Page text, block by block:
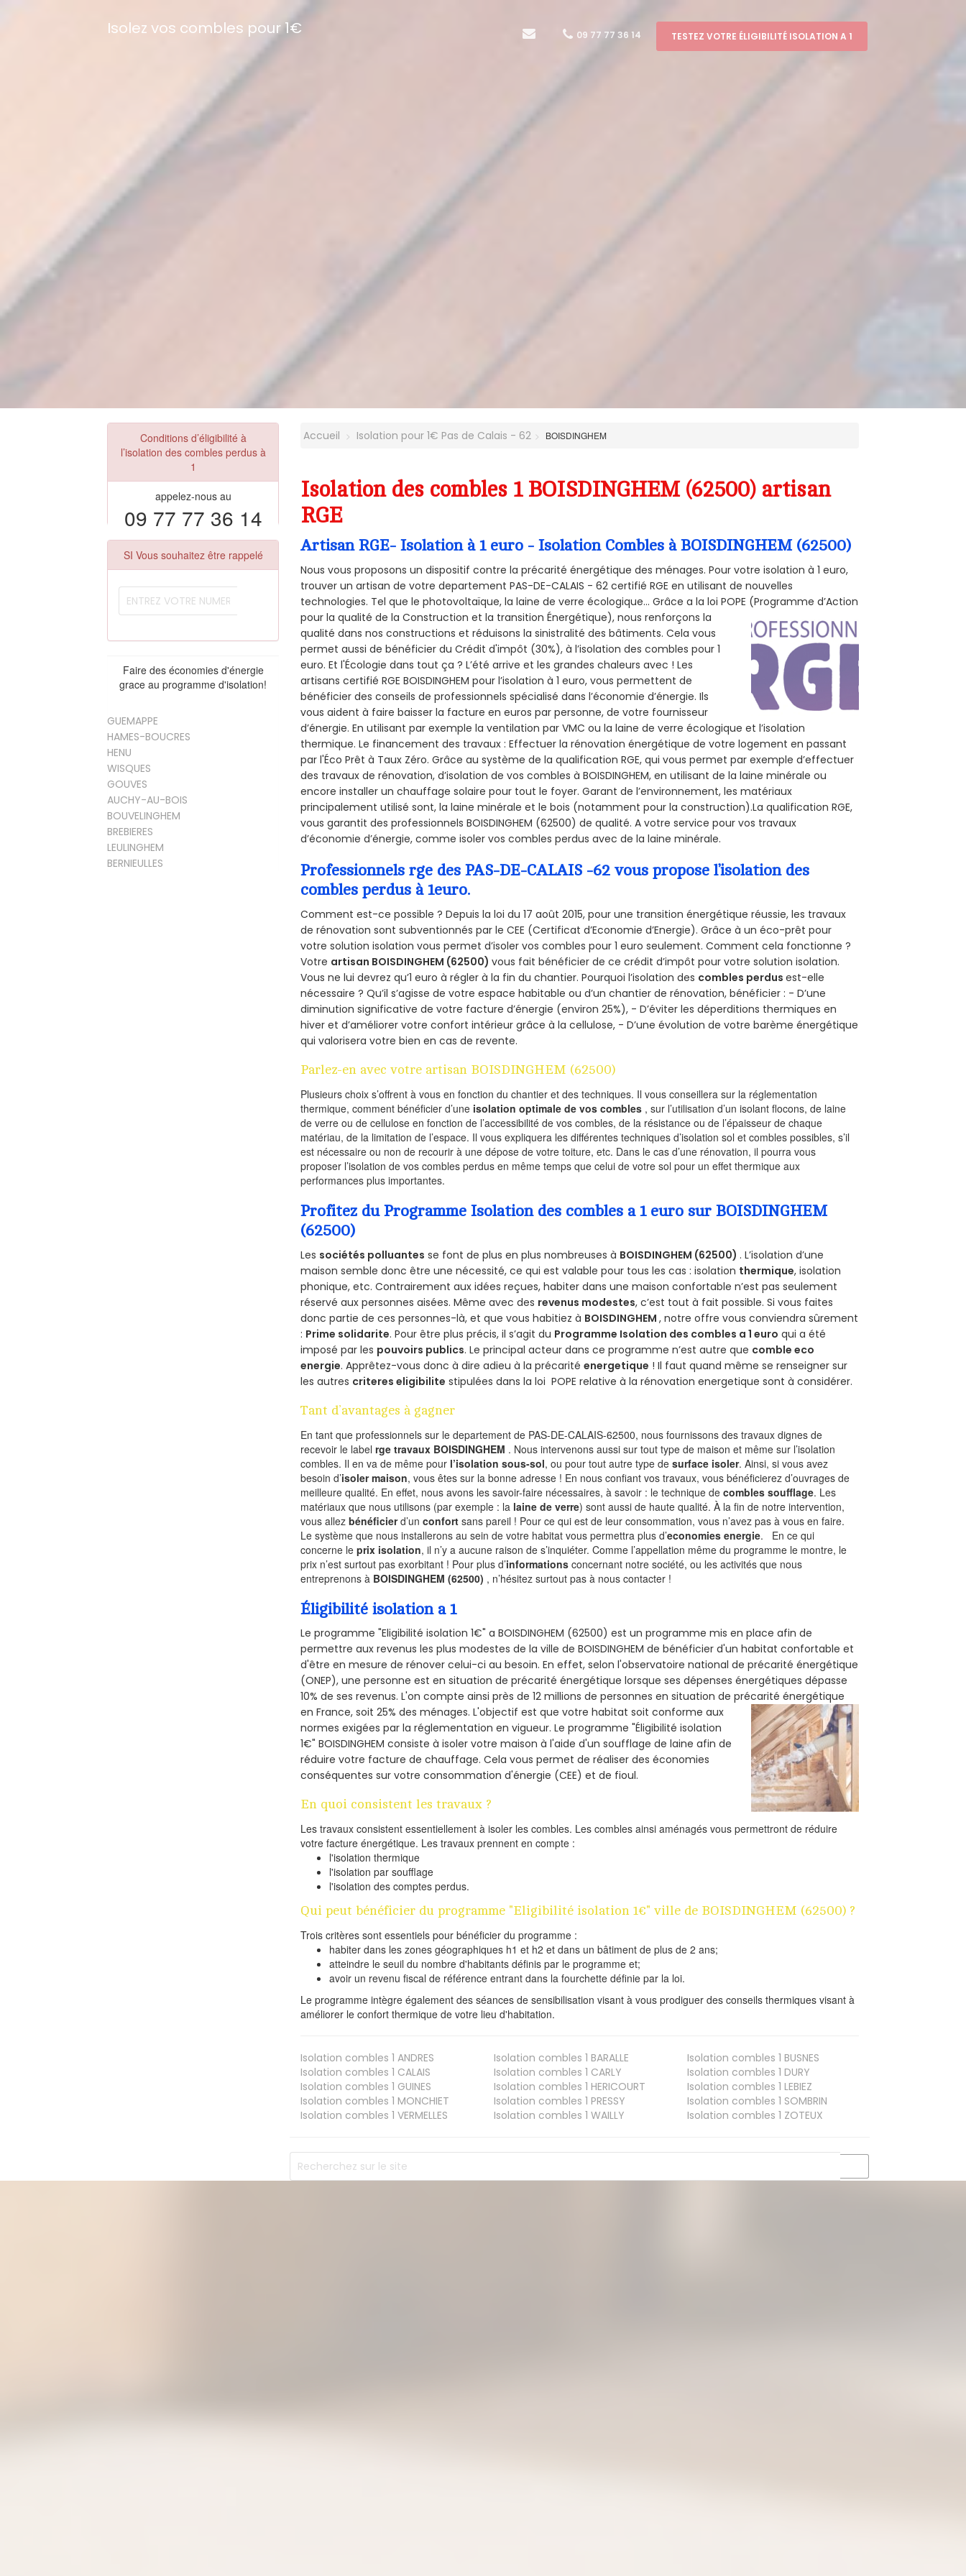
Isolez vos combles pour 1€ 09 77 77 36 14 TESTEZ VOTRE ÉLIGIBILITÉ ISOLATION A 1
Conditions d’éligibilité à
l’isolation des combles perdus à
1
appelez-nous au
09 77 77 36 14
SI Vous souhaitez être rappelé
Faire des économies d'énergie
grace au programme d'isolation!
GUEMAPPE
HAMES-BOUCRES
HENU
WISQUES
GOUVES
AUCHY-AU-BOIS
BOUVELINGHEM
BREBIERES
LEULINGHEM
BERNIEULLES
Accueil Isolation pour 1€ Pas de Calais - 62 BOISDINGHEM
Isolation des combles 1 BOISDINGHEM (62500) artisan
RGE
Artisan RGE- Isolation à 1 euro - Isolation Combles à BOISDINGHEM (62500)
Nous vous proposons un dispositif contre la précarité énergétique des ménages. Pour votre isolation à 1 euro,
trouver un artisan de votre departement PAS-DE-CALAIS - 62 certifié RGE en utilisant de nouvelles
technologies. Tel que le photovoltaïque, la laine de verre écologique... Grâce a la loi POPE (Programme d’Action
pour la qualité de la Construction et la transition Énergétique), nous renforçons la
qualité dans nos constructions et réduisons la sinistralité des bâtiments. Cela vous
permet aussi de bénéficier du Crédit d'impôt (30%), à l’isolation des combles pour 1
euro. Et l'Écologie dans tout ça ? L’été arrive et les grandes chaleurs avec ! Les
artisans certifié RGE BOISDINGHEM pour l’isolation à 1 euro, vous permettent de
bénéficier des conseils de professionnels spécialisé dans l’économie d’énergie. Ils
vous aident à faire baisser la facture en euros par personne, de votre fournisseur
d’énergie. En utilisant par exemple la ventilation par VMC ou la laine de verre écologique et l’isolation
thermique. Le financement des travaux : Effectuer la rénovation énergétique de votre logement en passant
par l'Éco Prêt à Taux Zéro. Grâce au système de la qualification RGE, qui vous permet par exemple d’effectuer
des travaux de rénovation, d’isolation de vos combles à BOISDINGHEM, en utilisant de la laine minérale ou
encore installer un chauffage solaire pour tout le foyer. Garant de l’environnement, les matériaux
principalement utilisé sont, la laine minérale et le bois (notamment pour la construction).La qualification RGE,
vous garantit des professionnels BOISDINGHEM (62500) de qualité. A votre service pour vos travaux
d’économie d’énergie, comme isoler vos combles perdus avec de la laine minérale.
Professionnels rge des PAS-DE-CALAIS -62 vous propose l’isolation des
combles perdus à 1euro.
Comment est-ce possible ? Depuis la loi du 17 août 2015, pour une transition énergétique réussie, les travaux
de rénovation sont subventionnés par le CEE (Certificat d’Economie d’Energie). Grâce à un éco-prêt pour
votre solution isolation vous permet d’isoler vos combles pour 1 euro seulement. Comment cela fonctionne ?
Votre artisan BOISDINGHEM (62500)vous fait bénéficier de ce crédit d’impôt pour votre solution isolation.
Vous ne lui devrez qu’1 euro à régler à la fin du chantier. Pourquoi l’isolation des combles perdusest-elle
nécessaire ? Qu’il s’agisse de votre espace habitable ou d’un chantier de rénovation, bénéficier : - D’une
diminution significative de votre facture d’énergie (environ 25%), - D’éviter les déperditions thermiques en
hiver et d’améliorer votre confort intérieur grâce à la cellulose, - D’une évolution de votre barème énergétique
qui valorisera votre bien en cas de revente.
Parlez-en avec votre artisan BOISDINGHEM (62500)
Plusieurs choix s’offrent à vous en fonction du chantier et des techniques. Il vous conseillera sur la réglementation
thermique, comment bénéficier d’une isolation optimale de vos combles , sur l’utilisation d’un isolant flocons, de laine
de verre ou de cellulose en fonction de l’accessibilité de vos combles, de la résistance ou de l’épaisseur de chaque
matériau, de la limitation de l’espace. Il vous expliquera les différentes techniques d’isolation sol et combles possibles, s’il
est nécessaire ou non de recourir à une dépose de votre toiture, etc. Dans le cas d’une rénovation, il pourra vous
proposer l’isolation de vos combles perdus en même temps que celui de votre sol pour un effet thermique aux
performances plus importantes.
Profitez du Programme Isolation des combles a 1 euro sur BOISDINGHEM
(62500)
Les sociétés polluantes se font de plus en plus nombreuses à BOISDINGHEM (62500) . L’isolation d’une
maison semble donc être une nécessité, ce qui est valable pour tous les cas : isolation thermique, isolation
phonique, etc. Contrairement aux idées reçues, habiter dans une maison confortable n’est pas seulement
réservé aux personnes aisées. Même avec des revenus modestes, c’est tout à fait possible. Si vous faites
donc partie de ces personnes-là, et que vous habitiez à BOISDINGHEM, notre offre vous conviendra sûrement
: Prime solidarite. Pour être plus précis, il s’agit du Programme Isolation des combles a 1 euro qui a été
imposé par les pouvoirs publics. Le principal acteur dans ce programme n’est autre que comble eco
energie. Apprêtez-vous donc à dire adieu à la précaritéenergetique ! Il faut quand même se renseigner sur
les autres criteres eligibilite stipulées dans la loi POPE relative à la rénovation energetique sont à considérer.
Tant d’avantages à gagner
En tant que professionnels sur le departement de PAS-DE-CALAIS-62500, nous fournissons des travaux dignes de
recevoir le labelrge travaux BOISDINGHEM . Nous intervenons aussi sur tout type de maison et même sur l’isolation
combles. Il en va de même pour l’isolation sous-sol, ou pour tout autre type desurface isoler. Ainsi, si vous avez
besoin d’isoler maison, vous êtes sur la bonne adresse ! En nous confiant vos travaux, vous bénéficierez d’ouvrages de
meilleure qualité. En effet, nous avons les savoir-faire nécessaires, à savoir : le technique decombles soufflage. Les
matériaux que nous utilisons (par exemple : la laine de verre) sont aussi de haute qualité. À la fin de notre intervention,
vous allezbénéficierd’unconfort sans pareil ! Pour ce qui est de leur consommation, vous n’avez pas à vous en faire.
Le système que nous installerons au sein de votre habitat vous permettra plus d’economies energie. En ce qui
concerne leprix isolation, il n’y a aucune raison de s’inquiéter. Comme l’appellation même du programme le montre, le
prix n’est surtout pas exorbitant ! Pour plus d’informations concernant notre société, ou les activités que nous
entreprenons à BOISDINGHEM (62500) , n’hésitez surtout pas à nous contacter !
Éligibilité isolation a 1
Le programme "Eligibilité isolation 1€" a BOISDINGHEM (62500) est un programme mis en place afin de
permettre aux revenus les plus modestes de la ville de BOISDINGHEM de bénéficier d'un habitat confortable et
d'être en mesure de rénover celui-ci au besoin. En effet, selon l'observatoire national de précarité énergétique
(ONEP), une personne est en situation de précarité énergétique lorsque ses dépenses énergétiques dépasse
10% de ses revenus. L'on compte ainsi près de 12 millions de personnes en situation de précarité énergétique
en France, soit 25% des ménages.L'objectif est que votre habitat soit conforme aux
normes exigées par la réglementation en vigueur. Le programme "Éligibilité isolation
1€" BOISDINGHEM consiste à isoler votre maison à l'aide d'un soufflage de laine afin de
réduire votre facture de chauffage. Cela vous permet de réaliser des économies
conséquentes sur votre consommation d'énergie (CEE) et de fioul.
En quoi consistent les travaux ?
Les travaux consistent essentiellement à isoler les combles. Les combles ainsi aménagés vous permettront de réduire
votre facture énergétique. Les travaux prennent en compte :
l'isolation thermique
l'isolation par soufflage
l'isolation des comptes perdus.
Qui peut bénéficier du programme "Eligibilité isolation 1€" ville de BOISDINGHEM (62500) ?
Trois critères sont essentiels pour bénéficier du programme :
habiter dans les zones géographiques h1 et h2 et dans un bâtiment de plus de 2 ans;
atteindre le seuil du nombre d'habitants définis par le programme et;
avoir un revenu fiscal de référence entrant dans la fourchette définie par la loi.
Le programme intègre également des séances de sensibilisation visant à vous prodiguer des conseils thermiques visant à
améliorer le confort thermique de votre lieu d'habitation.
Isolation combles 1 ANDRES Isolation combles 1 BARALLE Isolation combles 1 BUSNES
Isolation combles 1 CALAIS Isolation combles 1 CARLY Isolation combles 1 DURY
Isolation combles 1 GUINES Isolation combles 1 HERICOURT Isolation combles 1 LEBIEZ
Isolation combles 1 MONCHIET Isolation combles 1 PRESSY Isolation combles 1 SOMBRIN
Isolation combles 1 VERMELLES Isolation combles 1 WAILLY Isolation combles 1 ZOTEUX